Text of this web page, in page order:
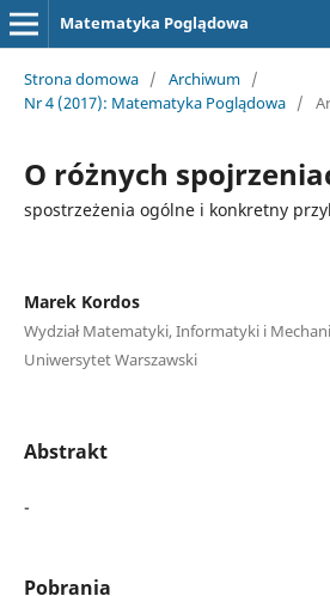
Matematyka Poglądowa
Strona domowa / Archiwum /
Nr 4 (2017): Matematyka Poglądowa /
O różnych
spostrzeżenia ogólne i konkretny
Marek Kordos
Wydział Matematyki, Informatyki i
Uniwersytet Warszawski
Abstrakt
-
Pobrania